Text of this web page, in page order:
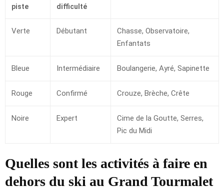
piste
difficulté
Verte Débutant
Chasse, Observatoire,
Enfantats
Bleue Intermédiaire Boulangerie, Ayré, Sapinette
Rouge Confirmé Crouze, Brèche, Crête
Noire Expert
Cime de la Goutte, Serres,
Pic du Midi
Quelles sont les activités à faire en
dehors du ski au Grand Tourmalet